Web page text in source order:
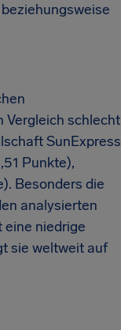
Vergleich schlecht
SunExpress
Punkte),
Besonders die
analysierten
eine niedrige
sie weltweit auf